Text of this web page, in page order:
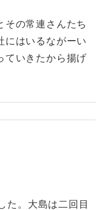
その常連さんたち
にはいるながーい
ていきたから揚げ
た。大島は二回目